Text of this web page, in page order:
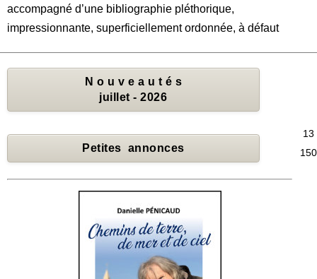
accompagné d’une bibliographie pléthorique,
impressionnante, superficiellement ordonnée, à défaut
N o u v e a u t é s
juillet - 2026
Petites annonces
13
150